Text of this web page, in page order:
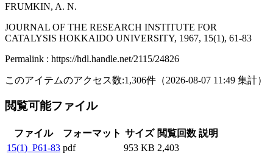
FRUMKIN, A. N.
JOURNAL OF THE RESEARCH INSTITUTE FOR
CATALYSIS HOKKAIDO UNIVERSITY, 1967, 15(1), 61-83
Permalink : https://hdl.handle.net/2115/24826
このアイテムのアクセス数:1,306件 （2026-08-07 11:49 集計）
閲覧可能ファイル
ファイル フォーマット サイズ 閲覧回数 説明
15(1)_P61-83 pdf 953 KB 2,403